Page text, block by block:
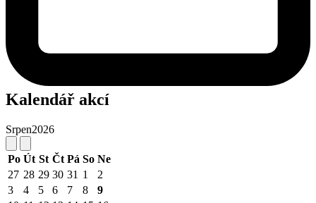
Kalendář akcí
Srpen2026
Po Út St Čt Pá So Ne
27 28 29 30 31 1
2
3
4 5 6 7 8
9